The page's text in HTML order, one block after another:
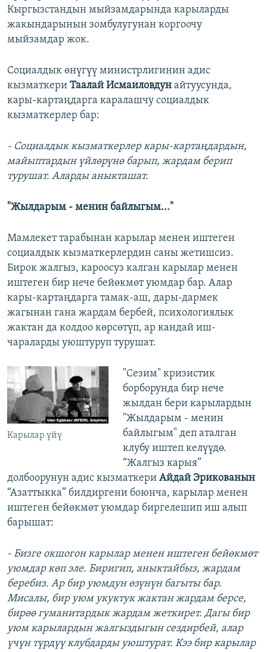
Кыргызстандын мыйзамдарында карыларды
жакындарынын зомбулугунан коргоочу
мыйзамдар жок.
Социалдык өнүгүү министрлигинин адис
кызматкери Таалай Исмаиловдун айтуусунда,
кары-картаңдарга каралашчу социалдык
кызматкерлер бар:
- Социалдык кызматкерлер кары-картаңдардын,
майыптардын үйлөрүнө барып, жардам берип
турушат. Аларды аныкташат.
"Жылдарым - менин байлыгым..."
Мамлекет тарабынан карылар менен иштеген
социалдык кызматкерлердин саны жетишсиз.
Бирок жалгыз, кароосуз калган карылар менен
иштеген бир нече бейөкмөт уюмдар бар. Алар
кары-картаңдарга тамак-аш, дары-дармек
жагынан гана жардам бербей, психологиялык
жактан да колдоо көрсөтүп, ар кандай иш-
чараларды уюштуруп турушат.
Карылар үйү
"Сезим" кризистик
борборунда бир нече
жылдан бери карылардын
"Жылдарым - менин
байлыгым" деп аталган
клубу иштеп келүүдө.
“Жалгыз карыя”
долбоорунун адис кызматкери Айдай Эрикованын
“Азаттыкка” билдиргени боюнча, карылар менен
иштеген бейөкмөт уюмдар биргелешип иш алып
барышат:
- Бизге окшогон карылар менен иштеген бейөкмөт
уюмдар көп эле. Биригип, аныктайбыз, жардам
беребиз. Ар бир уюмдун өзүнүн багыты бар.
Мисалы, бир уюм укуктук жактан жардам берсе,
бирөө гуманитардык жардам жеткирет. Дагы бир
уюм карылардын жалгыздыгын сездирбей, алар
үчүн түрдүү клубдарды уюштурат. Кээ бир карылар